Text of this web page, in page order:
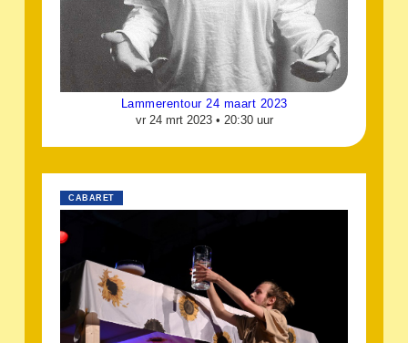
Lammerentour 24 maart 2023
vr 24 mrt 2023 • 20:30 uur
CABARET